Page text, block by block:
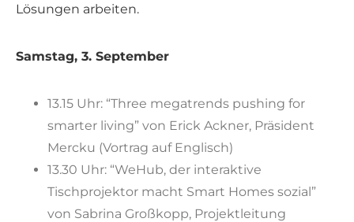
Lösungen arbeiten.
Samstag, 3. September
13.15 Uhr: “Three megatrends pushing for
smarter living” von Erick Ackner, Präsident
Mercku (Vortrag auf Englisch)
13.30 Uhr: “WeHub, der interaktive
Tischprojektor macht Smart Homes sozial”
von Sabrina Großkopp, Projektleitung